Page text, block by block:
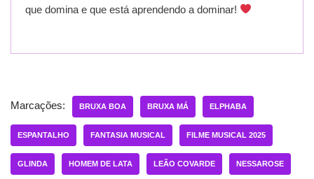
que domina e que está aprendendo a dominar!
Marcações: BRUXA BOA BRUXA MÁ ELPHABA
ESPANTALHO FANTASIA MUSICAL FILME MUSICAL 2025
GLINDA HOMEM DE LATA LEÃO COVARDE NESSAROSE